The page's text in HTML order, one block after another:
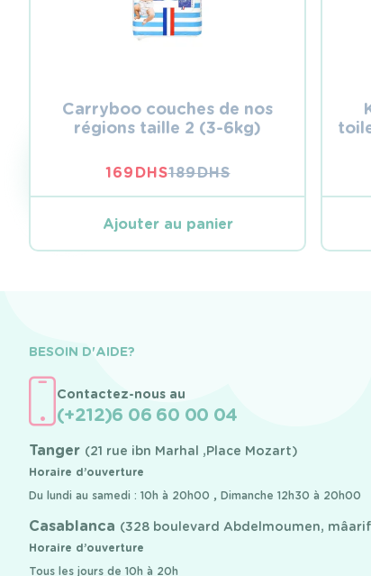
Carryboo couches de nos
régions taille 2 (3-6kg)
189DHS
LE
PRIX
INITIAL
ÉTAIT :
189 DHS.
169 DHSLE
PRIX
ACTUEL
EST :
169 DHS.
Ajouter au panier
BESOIN D'AIDE?
Contactez-nous au
(+212)6 06 60 00 04
Tanger (21 rue ibn Marhal ,Place Mozart)
Horaire d’ouverture
Du lundi au samedi : 10h à 20h00 , Dimanche 12h30 à 20h00
Casablanca (328 boulevard Abdelmoumen,
Horaire d’ouverture
Tous les jours de 10h à 20h